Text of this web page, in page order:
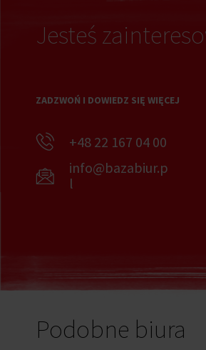
Jesteś
ZADZWOŃ I DOWIEDZ SIĘ WIĘCEJ
+48 22 167 04 00
info@bazabiur.p
l
Podobne biura